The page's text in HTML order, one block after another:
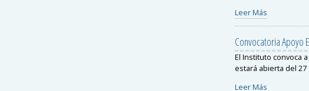
Leer Más
Convocatoria Apoyo
El Instituto convoca
estará abierta del 27
Leer Más